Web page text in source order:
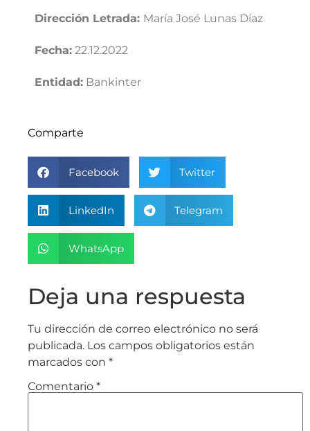
Dirección Letrada: María José Lunas Díaz
Fecha: 22.12.2022
Entidad: Bankinter
Comparte
Facebook Twitter
LinkedIn Telegram
WhatsApp
Deja una respuesta
Tu dirección de correo electrónico no será
publicada. Los campos obligatorios están
marcados con *
Comentario *